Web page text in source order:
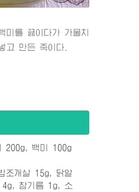
를 끓이다가 가물치
고 만든 죽이다.
200g, 백미 100g
조개살 15g, 닭알
참기름 1g, 소